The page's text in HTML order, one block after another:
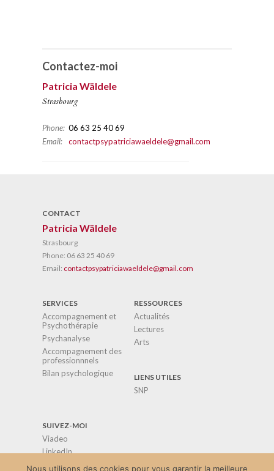
Contactez-moi
Patricia Wäldele
Strasbourg
Phone: 06 63 25 40 69
Email:
contactpsypatriciawaeldele@gmail.com
CONTACT
Patricia Wäldele
Strasbourg
Phone: 06 63 25 40 69
Email: contactpsypatriciawaeldele@gmail.com
SERVICES
Accompagnement et
Psychothérapie
Psychanalyse
Accompagnement des
professionnnels
Bilan psychologique
RESSOURCES
Actualités
Lectures
Arts
LIENS UTILES
SNP
SUIVEZ-MOI
Viadeo
LinkedIn
Google+
Nous utilisons des cookies pour vous garantir la meilleure